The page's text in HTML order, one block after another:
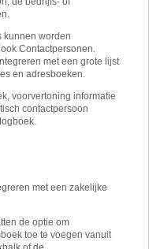
kunnen worden
Contactpersonen.
met een grote lijst
en adresboeken.
voorvertoning informatie
contactpersoon
met een zakelijke
de optie om
toe te voegen vanuit